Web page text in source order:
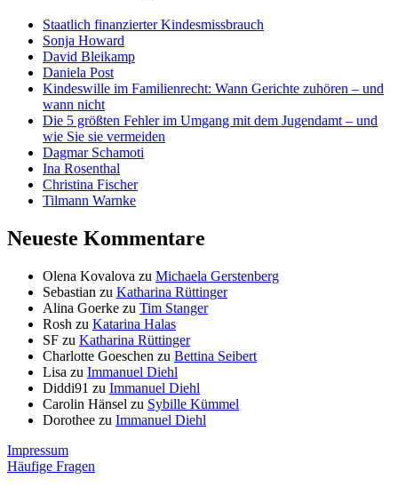
Staatlich finanzierter Kindesmissbrauch
Sonja Howard
David Bleikamp
Daniela Post
Kindeswille im Familienrecht: Wann Gerichte zuhören – und
wann nicht
Die 5 größten Fehler im Umgang mit dem Jugendamt – und
wie Sie sie vermeiden
Dagmar Schamoti
Ina Rosenthal
Christina Fischer
Tilmann Warnke
Neueste Kommentare
Olena Kovalova zu Michaela Gerstenberg
Sebastian zu Katharina Rüttinger
Alina Goerke zu Tim Stanger
Rosh zu Katarina Halas
SF zu Katharina Rüttinger
Charlotte Goeschen zu Bettina Seibert
Lisa zu Immanuel Diehl
Diddi91 zu Immanuel Diehl
Carolin Hänsel zu Sybille Kümmel
Dorothee zu Immanuel Diehl
Impressum
Häufige Fragen